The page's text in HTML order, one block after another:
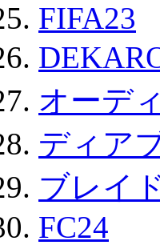
FIFA23
オーデ
ディア
ブレイ
FC24